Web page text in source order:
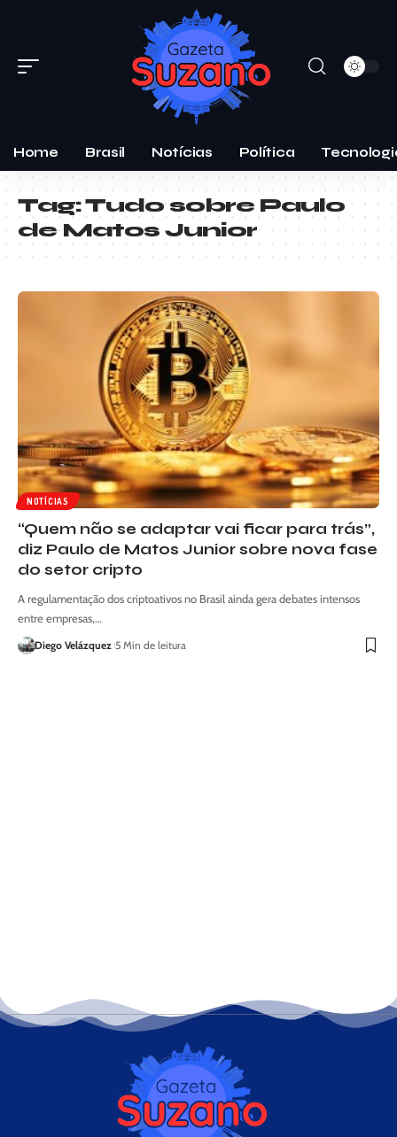
Home Brasil Notícias Política
Tag:Tudo sobre Paulo
de Matos Junior
NOTÍCIAS
“Quem não se adaptar vai ficar para trás”,
diz Paulo de Matos Junior sobre nova fase
do setor cripto
A regulamentação dos criptoativos no Brasil ainda gera debates intensos
entre empresas,…
Diego Velázquez 5 Min de leitura